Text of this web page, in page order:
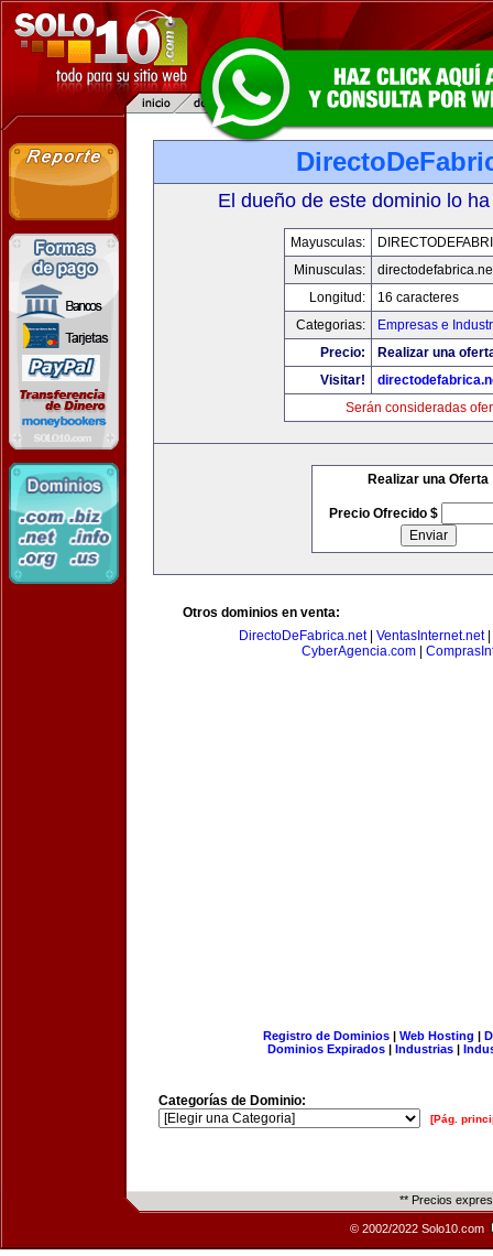
El dueño de este dominio lo
Mayusculas:
Minusculas:
Longitud:
16 caracteres
Categorias:
Empresas e
Precio:
Realizar una
Visitar!
Serán consideradas
Realizar una Oferta
Precio Ofrecido $
Otros dominios en venta:
DirectoDeFabrica.net| VentasInternet.net|
CyberAgencia.com
Registro de Dominios| Web Hosting |
Dominios Expirados | Industrias |
Categorías de Dominio:
[Pág.
** Precios
© 2002/2022 Solo10.com